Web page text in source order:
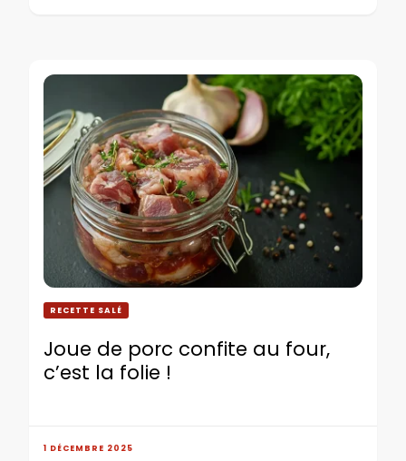
RECETTE SALÉ
Joue de porc confite au four,
c’est la folie !
1 DÉCEMBRE 2025